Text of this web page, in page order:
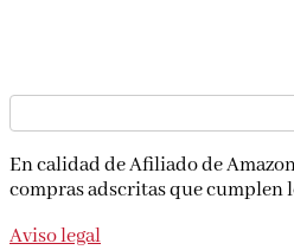
En calidad de Afiliado de
compras adscritas que cumplen
Aviso legal